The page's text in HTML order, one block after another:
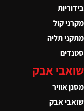
קול
תליה
אבק
אבק